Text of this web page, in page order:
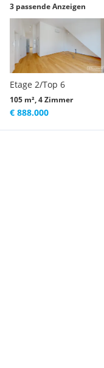
3 passende Anzeigen
Etage 2/Top 6
105 m², 4 Zimmer
€ 888.000